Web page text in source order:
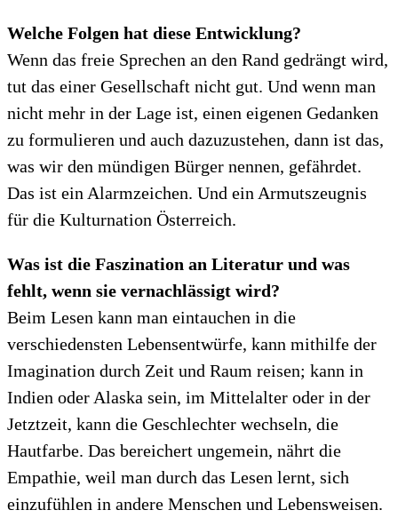
Welche Folgen hat diese Entwicklung?
Wenn das freie Sprechen an den Rand gedrängt wird,
tut das einer Gesellschaft nicht gut. Und wenn man
nicht mehr in der Lage ist, einen eigenen Gedanken
zu formulieren und auch dazuzustehen, dann ist das,
was wir den mündigen Bürger nennen, gefährdet.
Das ist ein Alarmzeichen. Und ein Armutszeugnis
für die Kulturnation Österreich.
Was ist die Faszination an Literatur und was
fehlt, wenn sie vernachlässigt wird?
Beim Lesen kann man eintauchen in die
verschiedensten Lebensentwürfe, kann mithilfe der
Imagination durch Zeit und Raum reisen; kann in
Indien oder Alaska sein, im Mittelalter oder in der
Jetztzeit, kann die Geschlechter wechseln, die
Hautfarbe. Das bereichert ungemein, nährt die
Empathie, weil man durch das Lesen lernt, sich
einzufühlen in andere Menschen und Lebensweisen.